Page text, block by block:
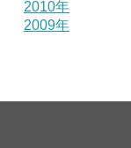
2010年
2009年